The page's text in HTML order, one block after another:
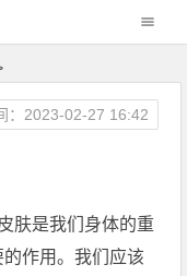
：2023-02-27 16:42
是我们身体的重
作用。我们应该